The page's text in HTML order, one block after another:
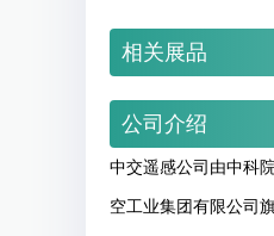
相关展品
公司介绍
中交遥感公司由中科
空工业集团有限公司